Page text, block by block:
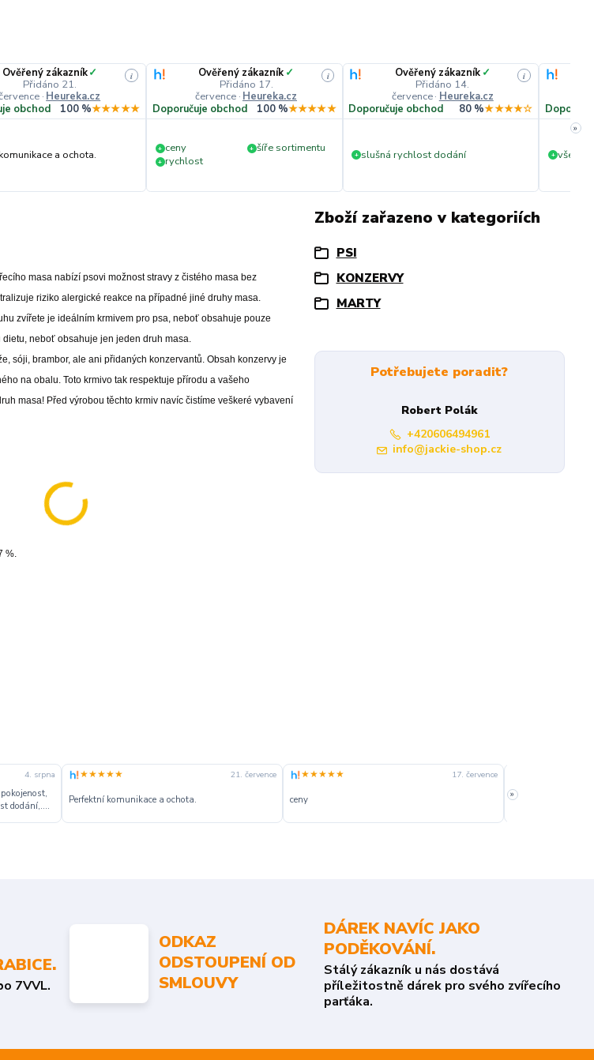
Ověřený zákazník✓
Přidáno 21.
· Heureka.cz
i
obchod 100 %★★★★★
a ochota.
Ověřený zákazník ✓
Přidáno 17.
července · Heureka.cz
i
Doporučuje obchod 100 %★★★★★
+ ceny + šíře sortimentu
+ rychlost
Ověřený zákazník ✓
Přidáno 14.
července· Heureka.cz
i
Doporučuje obchod 80 %★★★★☆
+ slušná rychlost dodání + vše v
»
masa nabízí psovi možnost stravy z čistého masa bez
riziko alergické reakce na případné jiné druhy masa.
zvířete je ideálním krmivem pro psa, neboť obsahuje pouze
neboť obsahuje jen jeden druh masa.
sóji, brambor, ale ani přidaných konzervantů. Obsah konzervy je
na obalu. Toto krmivo tak respektuje přírodu a vašeho
masa! Před výrobou těchto krmiv navíc čistíme veškeré vybavení
%.
Zboží zařazeno v kategoriích
PSI
KONZERVY
MARTY
Potřebujete poradit?
Robert Polák
+420606494961
info@jackie-shop.cz
4. srpna
dodání,....
★★★★★ 21. července
Perfektní komunikace a ochota.
★★★★★ 17. července
ceny
slušná rychlost
»
7VVL.
ODKAZ
ODSTOUPENÍ OD
SMLOUVY
DÁREK NAVÍC JAKO
PODĚKOVÁNÍ.
Stálý zákazník u nás dostává
příležitostně dárek pro svého zvířecího
parťáka.